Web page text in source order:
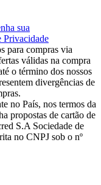
sua
Privacidade
para compras via
válidas na compra
o término dos nossos
divergências de
no País, nos termos da
propostas de cartão de
S.A Sociedade de
no CNPJ sob o nº